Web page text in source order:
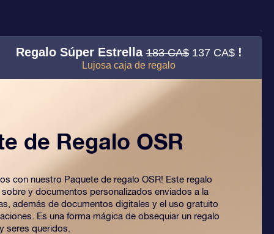
Regalo Súper Estrella183 CA$ 137 CA$ !
Lujosa caja de regalo
de Regalo OSR
con nuestro Paquete de regalo OSR! Este regalo
y documentos personalizados enviados a la
además de documentos digitales y el uso gratuito
Es una forma mágica de obsequiar un regalo
seres queridos.